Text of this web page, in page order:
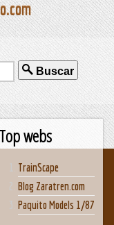
Buscar
Top webs
TrainScape
Blog Zaratren.com
Paquito Models 1/87